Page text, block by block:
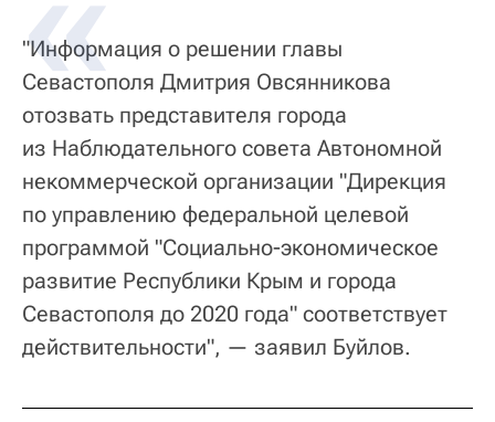
"Информация о решении главы
Севастополя Дмитрия Овсянникова
отозвать представителя города
из Наблюдательного совета Автономной
некоммерческой организации "Дирекция
по управлению федеральной целевой
программой "Социально-экономическое
развитие Республики Крым и города
Севастополя до 2020 года" соответствует
действительности", — заявил Буйлов.